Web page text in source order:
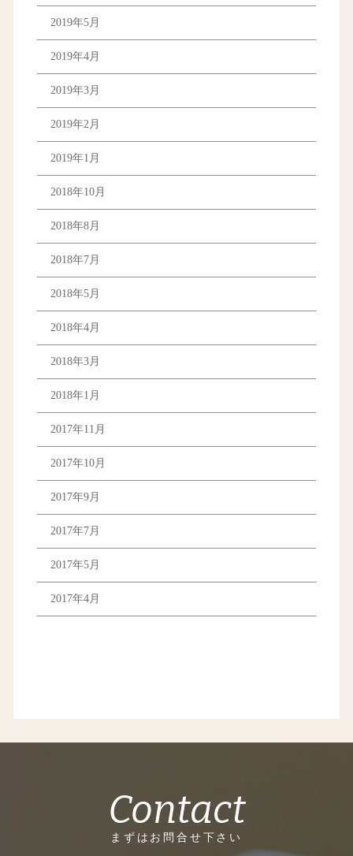
2019年5月
2019年4月
2019年3月
2019年2月
2019年1月
2018年10月
2018年8月
2018年7月
2018年5月
2018年4月
2018年3月
2018年1月
2017年11月
2017年10月
2017年9月
2017年7月
2017年5月
2017年4月
Contact
まずはお問合せ下さい